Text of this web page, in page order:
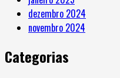
dezembro 2024
novembro 2024
Categorias